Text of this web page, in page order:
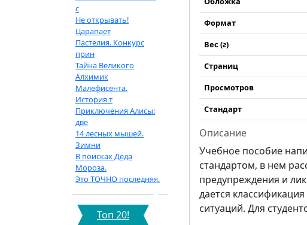
с
Не открывать!
Царапает
Пастелия. Конкурс
прин
Тайна Великого
Алхимик
Малефисента.
История т
Приключения Алисы:
две
14 лесных мышей.
Зимни
В поисках Деда
Мороза.
Это ТОЧНО последняя.
Топ 20!
Формат
Вес (г)
Страниц
Просмотров
Стандарт
Описание
Учебное пособие
стандартом, в нем
предупреждения и
дается
ситуаций. Для